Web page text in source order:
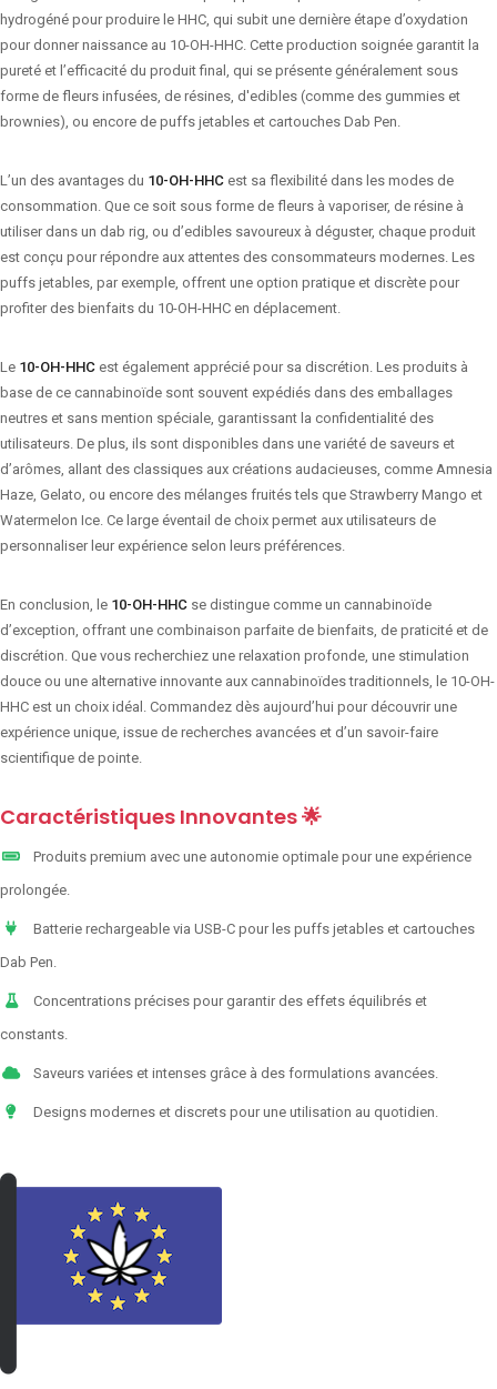
hydrogéné pour produire le HHC, qui subit une dernière étape d’oxydation
pour donner naissance au 10-OH-HHC. Cette production soignée garantit la
pureté et l’efficacité du produit final, qui se présente généralement sous
forme de fleurs infusées, de résines, d'edibles (comme des gummies et
brownies), ou encore de puffs jetables et cartouches Dab Pen.
L’un des avantages du 10-OH-HHC est sa flexibilité dans les modes de
consommation. Que ce soit sous forme de fleurs à vaporiser, de résine à
utiliser dans un dab rig, ou d’edibles savoureux à déguster, chaque produit
est conçu pour répondre aux attentes des consommateurs modernes. Les
puffs jetables, par exemple, offrent une option pratique et discrète pour
profiter des bienfaits du 10-OH-HHC en déplacement.
Le 10-OH-HHC est également apprécié pour sa discrétion. Les produits à
base de ce cannabinoïde sont souvent expédiés dans des emballages
neutres et sans mention spéciale, garantissant la confidentialité des
utilisateurs. De plus, ils sont disponibles dans une variété de saveurs et
d’arômes, allant des classiques aux créations audacieuses, comme Amnesia
Haze, Gelato, ou encore des mélanges fruités tels que Strawberry Mango et
Watermelon Ice. Ce large éventail de choix permet aux utilisateurs de
personnaliser leur expérience selon leurs préférences.
En conclusion, le 10-OH-HHC se distingue comme un cannabinoïde
d’exception, offrant une combinaison parfaite de bienfaits, de praticité et de
discrétion. Que vous recherchiez une relaxation profonde, une stimulation
douce ou une alternative innovante aux cannabinoïdes traditionnels, le 10-OH-
HHC est un choix idéal. Commandez dès aujourd’hui pour découvrir une
expérience unique, issue de recherches avancées et d’un savoir-faire
scientifique de pointe.
Caractéristiques Innovantes 🌟
Produits premium avec une autonomie optimale pour une expérience
prolongée.
Batterie rechargeable via USB-C pour les puffs jetables et cartouches
Dab Pen.
Concentrations précises pour garantir des effets équilibrés et
constants.
Saveurs variées et intenses grâce à des formulations avancées.
Designs modernes et discrets pour une utilisation au quotidien.